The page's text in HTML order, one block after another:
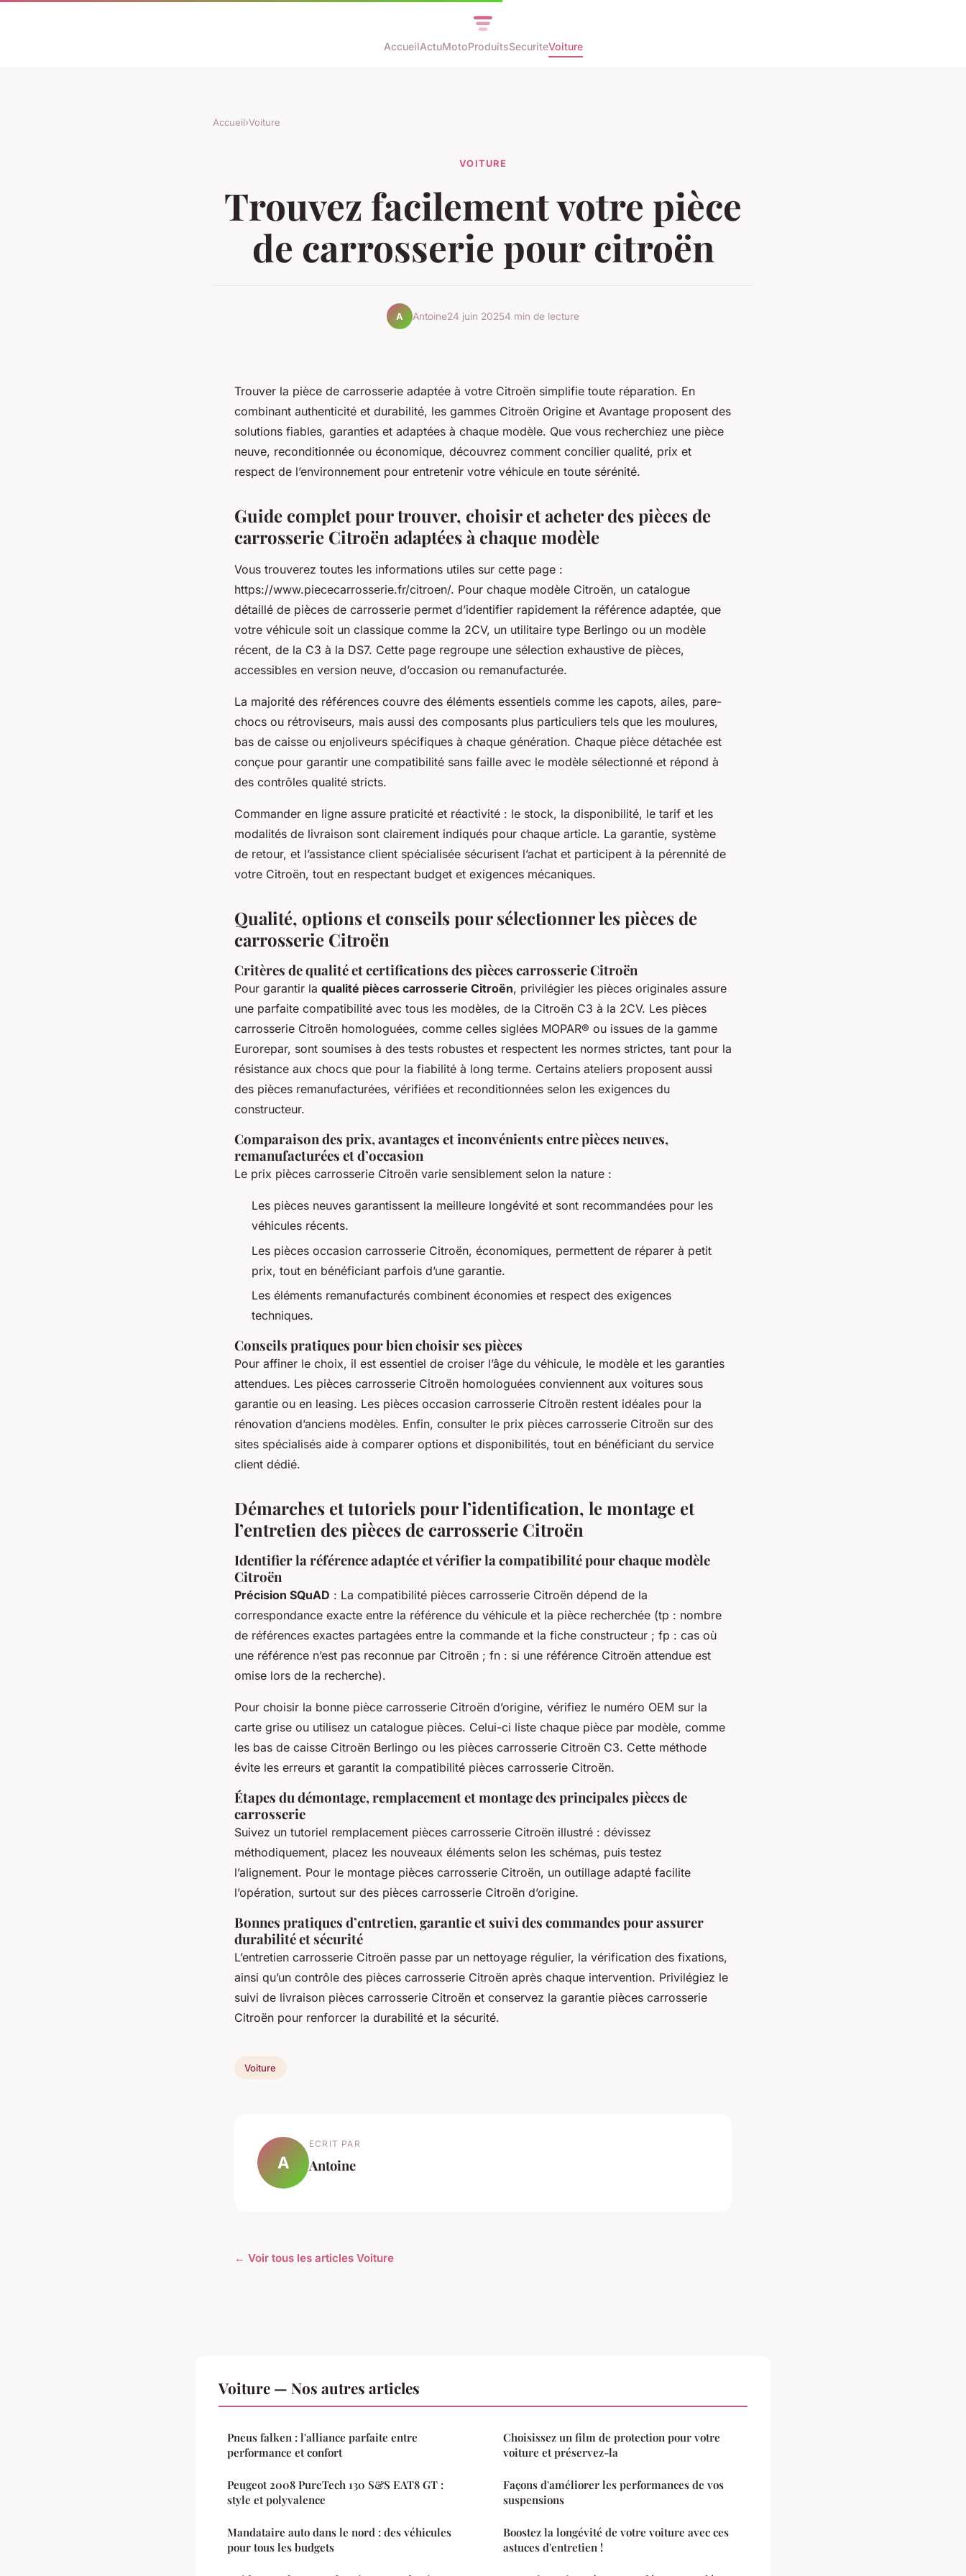
AccueilActuMotoProduitsSecuriteVoiture
Accueil›Voiture
VOITURE
Trouvez facilement votre pièce
de carrosserie pour citroën
A Antoine24 juin 20254 min de lecture
Trouver la pièce de carrosserie adaptée à votre Citroën simplifie toute réparation. En
combinant authenticité et durabilité, les gammes Citroën Origine et Avantage proposent des
solutions fiables, garanties et adaptées à chaque modèle. Que vous recherchiez une pièce
neuve, reconditionnée ou économique, découvrez comment concilier qualité, prix et
respect de l’environnement pour entretenir votre véhicule en toute sérénité.
Guide complet pour trouver, choisir et acheter des pièces de
carrosserie Citroën adaptées à chaque modèle
Vous trouverez toutes les informations utiles sur cette page :
https://www.piececarrosserie.fr/citroen/. Pour chaque modèle Citroën, un catalogue
détaillé de pièces de carrosserie permet d’identifier rapidement la référence adaptée, que
votre véhicule soit un classique comme la 2CV, un utilitaire type Berlingo ou un modèle
récent, de la C3 à la DS7. Cette page regroupe une sélection exhaustive de pièces,
accessibles en version neuve, d’occasion ou remanufacturée.
La majorité des références couvre des éléments essentiels comme les capots, ailes, pare-
chocs ou rétroviseurs, mais aussi des composants plus particuliers tels que les moulures,
bas de caisse ou enjoliveurs spécifiques à chaque génération. Chaque pièce détachée est
conçue pour garantir une compatibilité sans faille avec le modèle sélectionné et répond à
des contrôles qualité stricts.
Commander en ligne assure praticité et réactivité : le stock, la disponibilité, le tarif et les
modalités de livraison sont clairement indiqués pour chaque article. La garantie, système
de retour, et l’assistance client spécialisée sécurisent l’achat et participent à la pérennité de
votre Citroën, tout en respectant budget et exigences mécaniques.
Qualité, options et conseils pour sélectionner les pièces de
carrosserie Citroën
Critères de qualité et certifications des pièces carrosserie Citroën
Pour garantir la qualité pièces carrosserie Citroën, privilégier les pièces originales assure
une parfaite compatibilité avec tous les modèles, de la Citroën C3 à la 2CV. Les pièces
carrosserie Citroën homologuées, comme celles siglées MOPAR® ou issues de la gamme
Eurorepar, sont soumises à des tests robustes et respectent les normes strictes, tant pour la
résistance aux chocs que pour la fiabilité à long terme. Certains ateliers proposent aussi
des pièces remanufacturées, vérifiées et reconditionnées selon les exigences du
constructeur.
Comparaison des prix, avantages et inconvénients entre pièces neuves,
remanufacturées et d’occasion
Le prix pièces carrosserie Citroën varie sensiblement selon la nature :
Les pièces neuves garantissent la meilleure longévité et sont recommandées pour les
véhicules récents.
Les pièces occasion carrosserie Citroën, économiques, permettent de réparer à petit
prix, tout en bénéficiant parfois d’une garantie.
Les éléments remanufacturés combinent économies et respect des exigences
techniques.
Conseils pratiques pour bien choisir ses pièces
Pour affiner le choix, il est essentiel de croiser l’âge du véhicule, le modèle et les garanties
attendues. Les pièces carrosserie Citroën homologuées conviennent aux voitures sous
garantie ou en leasing. Les pièces occasion carrosserie Citroën restent idéales pour la
rénovation d’anciens modèles. Enfin, consulter le prix pièces carrosserie Citroën sur des
sites spécialisés aide à comparer options et disponibilités, tout en bénéficiant du service
client dédié.
Démarches et tutoriels pour l’identification, le montage et
l’entretien des pièces de carrosserie Citroën
Identifier la référence adaptée et vérifier la compatibilité pour chaque modèle
Citroën
Précision SQuAD : La compatibilité pièces carrosserie Citroën dépend de la
correspondance exacte entre la référence du véhicule et la pièce recherchée (tp : nombre
de références exactes partagées entre la commande et la fiche constructeur ; fp : cas où
une référence n’est pas reconnue par Citroën ; fn : si une référence Citroën attendue est
omise lors de la recherche).
Pour choisir la bonne pièce carrosserie Citroën d’origine, vérifiez le numéro OEM sur la
carte grise ou utilisez un catalogue pièces. Celui-ci liste chaque pièce par modèle, comme
les bas de caisse Citroën Berlingo ou les pièces carrosserie Citroën C3. Cette méthode
évite les erreurs et garantit la compatibilité pièces carrosserie Citroën.
Étapes du démontage, remplacement et montage des principales pièces de
carrosserie
Suivez un tutoriel remplacement pièces carrosserie Citroën illustré : dévissez
méthodiquement, placez les nouveaux éléments selon les schémas, puis testez
l’alignement. Pour le montage pièces carrosserie Citroën, un outillage adapté facilite
l’opération, surtout sur des pièces carrosserie Citroën d’origine.
Bonnes pratiques d’entretien, garantie et suivi des commandes pour assurer
durabilité et sécurité
L’entretien carrosserie Citroën passe par un nettoyage régulier, la vérification des fixations,
ainsi qu’un contrôle des pièces carrosserie Citroën après chaque intervention. Privilégiez le
suivi de livraison pièces carrosserie Citroën et conservez la garantie pièces carrosserie
Citroën pour renforcer la durabilité et la sécurité.
Voiture
A
ECRIT PAR
Antoine
← Voir tous les articles Voiture
Voiture — Nos autres articles
Pneus falken : l'alliance parfaite entre
performance et confort
Peugeot 2008 PureTech 130 S&S EAT8 GT :
style et polyvalence
Mandataire auto dans le nord : des véhicules
pour tous les budgets
Choisissez un film de protection pour votre
voiture et préservez-la
Façons d'améliorer les performances de vos
suspensions
Boostez la longévité de votre voiture avec ces
astuces d'entretien !